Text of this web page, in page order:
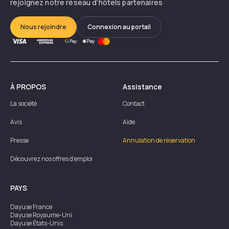
rejoignez notre réseau d’hôtels partenaires
Nous rejoindre Connexion au portail
À PROPOS
La société
Avis
Presse
Découvrez nos offres d'emploi
Assistance
Contact
Aide
Annulation de réservation
PAYS
DayuseFrance
DayuseRoyaume-Uni
DayuseÉtats-Unis